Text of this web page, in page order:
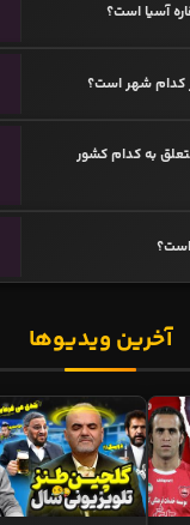
آسیا است؟
کدام شهر است؟
به کدام کشور
آخرین ویدیوها